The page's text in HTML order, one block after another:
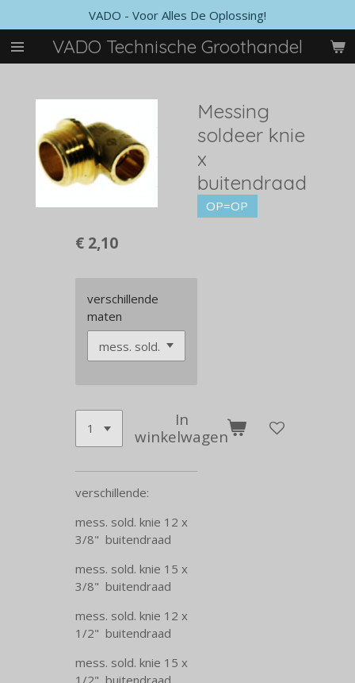
direct
naar
de
VADO Technische Groothandel
VADO - Voor Alles De Oplossing!
Messing
soldeer knie
x
buitendraad
OP=OP
€ 2,10
verschillende
maten
In
winkelwagen
verschillende:
mess. sold. knie 12 x
3/8" buitendraad
mess. sold. knie 15 x
3/8" buitendraad
mess. sold. knie 12 x
1/2" buitendraad
mess. sold. knie 15 x
1/2" buitendraad